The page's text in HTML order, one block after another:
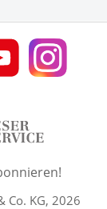
Lorenz
Leserservice
Lorenz
im Abo Jahre
Co. KG, 2026